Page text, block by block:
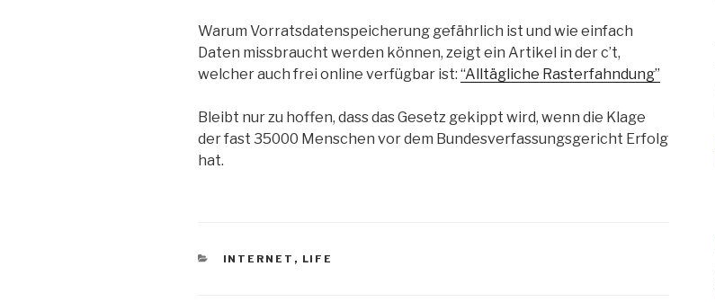
Warum Vorratsdatenspeicherung gefährlich ist und wie einfach
Daten missbraucht werden können, zeigt ein Artikel in der c’t,
welcher auch frei online verfügbar ist: “Alltägliche Rasterfahndung”
Bleibt nur zu hoffen, dass das Gesetz gekippt wird, wenn die Klage
der fast 35000 Menschen vor dem Bundesverfassungsgericht Erfolg
hat.
CATEGORIES
INTERNET , LIFE